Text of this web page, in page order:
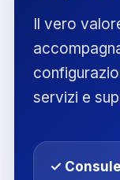
Il vero
servizi e
✓